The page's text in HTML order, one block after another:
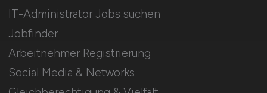
IT-Administrator Jobs suchen
Jobfinder
Arbeitnehmer Registrierung
Social Media & Networks